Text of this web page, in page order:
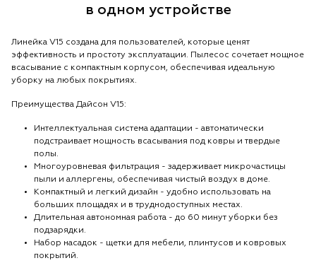
в одном устройстве
Линейка V15 создана для пользователей, которые ценят
эффективность и простоту эксплуатации. Пылесос сочетает мощное
всасывание с компактным корпусом, обеспечивая идеальную
уборку на любых покрытиях.
Преимущества Дайсон V15:
Интеллектуальная система адаптации - автоматически
подстраивает мощность всасывания под ковры и твердые
полы.
Многоуровневая фильтрация - задерживает микрочастицы
пыли и аллергены, обеспечивая чистый воздух в доме.
Компактный и легкий дизайн - удобно использовать на
больших площадях и в труднодоступных местах.
Длительная автономная работа - до 60 минут уборки без
подзарядки.
Набор насадок - щетки для мебели, плинтусов и ковровых
покрытий.